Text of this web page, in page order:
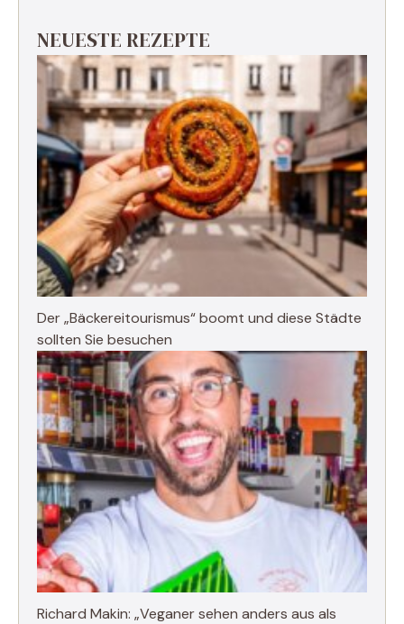
NEUESTE REZEPTE
Der „Bäckereitourismus“ boomt und diese Städte
sollten Sie besuchen
Richard Makin: „Veganer sehen anders aus als